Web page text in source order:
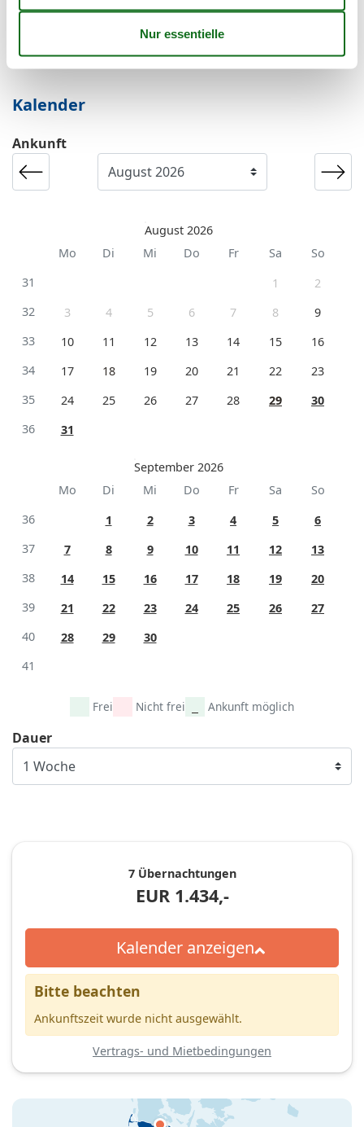
Sie haben das ganze Jahr die Möglichkeit einen
Kurzurlaub zu machen.
Kalender
Ankunft
August 2026
Mo
Di Mi Do Fr Sa
So
31
1
2
32
3 4 5 6 7 8
9
33
10 11 12 13 14 15
16
34
17 18 19 20 21 22
23
35
24 25 26 27 28 29
30
36
31
September 2026
Mo
Di Mi Do Fr Sa
So
36
1 2 3 4 5
6
37
7 8 9 10 11 12
13
38
14 15 16 17 18 19
20
39
21 22 23 24 25 26
27
40
28 29
30
41
Frei Nicht frei Ankunft möglich
Dauer
7 Übernachtungen
EUR 1.434,-
Kalender anzeigen
Bitte beachten
Ankunftszeit wurde nicht ausgewählt.
Vertrags- und Mietbedingungen